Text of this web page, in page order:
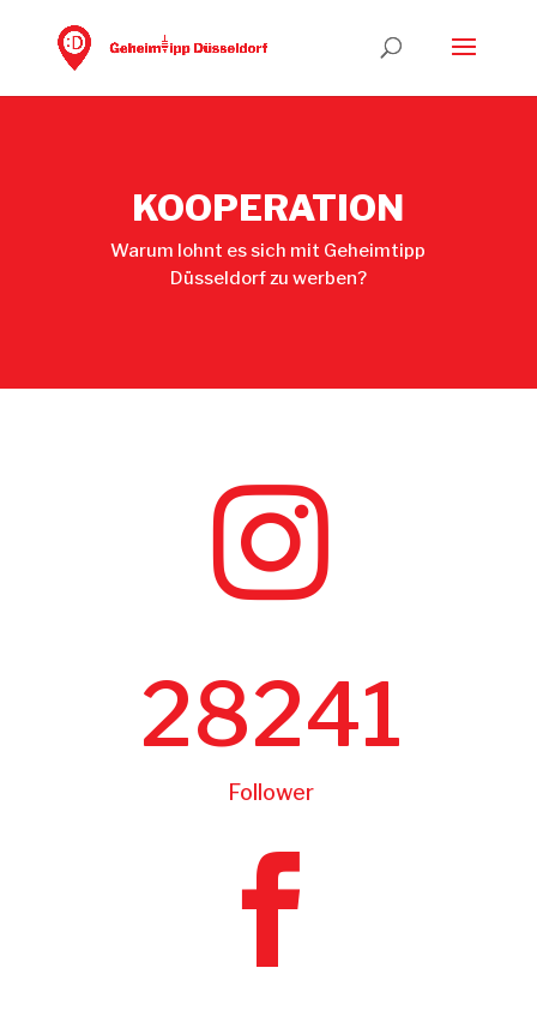
KOOPERATION
Warum lohnt es sich mit Geheimtipp
Düsseldorf zu werben?

28241
Follower
